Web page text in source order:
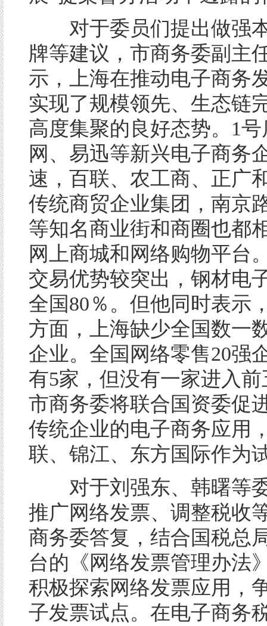
对于委员们提出做强
牌等建议，市商务委副主
示，上海在推动电子商务
实现了规模领先、生态链
高度集聚的良好态势。1
网、易迅等新兴电子商务
速，百联、农工商、正广
传统商贸企业集团，南京
等知名商业街和商圈也都
网上商城和网络购物平台
交易优势较突出，钢材电
全国80％。但他同时表示
方面，上海缺少全国数一
企业。全国网络零售20强
有5家，但没有一家进入
市商务委将联合国资委促
传统企业的电子商务应用
联、锦江、东方国际作为
对于刘强东、韩曙等
推广网络发票、调整税收
商务委答复，结合国税总
台的《网络发票管理办法
积极探索网络发票应用，
子发票试点。在电子商务